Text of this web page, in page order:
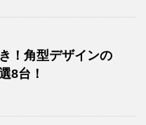
！角型デザインの
8台！